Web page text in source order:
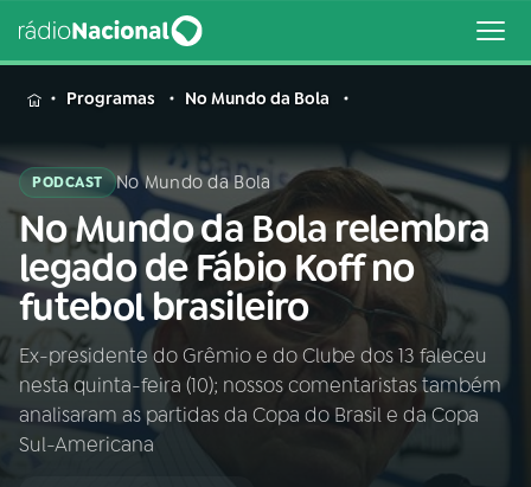
MENU
Buscar
na
Rádio
Nacional
Buscar
AO VIVO
INÍCIO
Programas No Mundo da Bola
PODCAST No Mundo da Bola
No Mundo da Bola relembra
legado de Fábio Koff no
futebol brasileiro
Ex-presidente do Grêmio e do Clube dos 13 faleceu
nesta quinta-feira (10); nossos comentaristas também
analisaram as partidas da Copa do Brasil e da Copa
Sul-Americana